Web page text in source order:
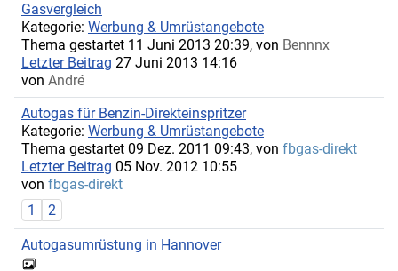
Gasvergleich
Kategorie: Werbung & Umrüstangebote
Thema gestartet 11 Juni 2013 20:39, von Bennnx
Letzter Beitrag 27 Juni 2013 14:16
von André
Autogas für Benzin-Direkteinspritzer
Kategorie: Werbung & Umrüstangebote
Thema gestartet 09 Dez. 2011 09:43, von fbgas-direkt
Letzter Beitrag 05 Nov. 2012 10:55
von fbgas-direkt
1
2
Autogasumrüstung in Hannover